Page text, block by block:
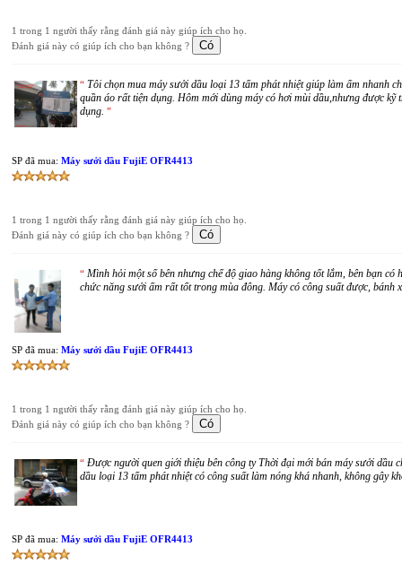
1 trong 1 người thấy rằng đánh giá này giúp ích cho họ.
Đánh giá này có giúp ích cho bạn không ?
“ Tôi chọn mua máy sưởi dầu loại 13 tấm phát nhiệt giúp làm ấm nhanh
quần áo rất tiện dụng. Hôm mới dùng máy có hơi mùi dầu,nhưng được
dụng. ”
SP đã mua: Máy sưởi dầu FujiE OFR4413
1 trong 1 người thấy rằng đánh giá này giúp ích cho họ.
Đánh giá này có giúp ích cho bạn không ?
“ Mình hỏi một số bên nhưng chế độ giao hàng không tốt lắm, bên bạn
chức năng sưởi ấm rất tốt trong mùa đông. Máy có công suất được, bánh
SP đã mua: Máy sưởi dầu FujiE OFR4413
1 trong 1 người thấy rằng đánh giá này giúp ích cho họ.
Đánh giá này có giúp ích cho bạn không ?
“ Được người quen giới thiệu bên công ty Thời đại mới bán máy sưởi dầu
dầu loại 13 tấm phát nhiệt có công suất làm nóng khá nhanh, không gây
SP đã mua: Máy sưởi dầu FujiE OFR4413